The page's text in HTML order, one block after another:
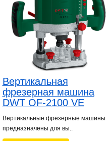
Вертикальная
фрезерная машина
DWT OF-2100 VE
Вертикальные фрезерные машины
предназначены для вы..